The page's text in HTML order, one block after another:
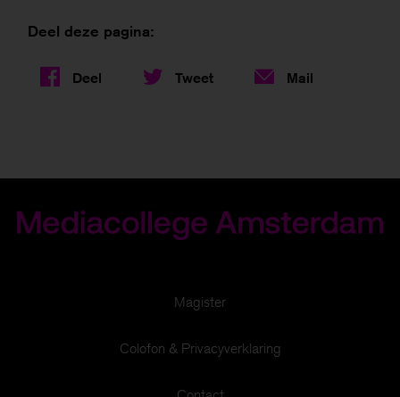
Deel deze pagina:
Deel Tweet Mail
Magister
Colofon & Privacyverklaring
Om je een zo goed mogelijke website te bieden